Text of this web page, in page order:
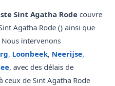
Sint Agatha Rode couvre
Agatha Rode () ainsi que
intervenons
, Loonbeek, Neerijse,
, avec des délais de
ceux de Sint Agatha Rode